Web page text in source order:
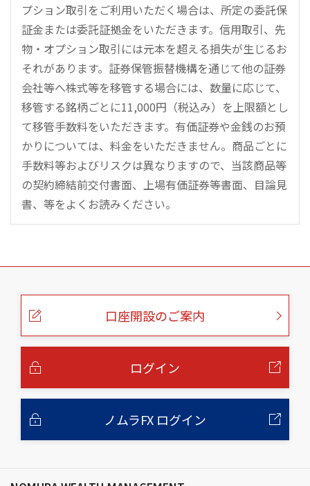
プション取引をご利用いただく場合は、所定の委託保
証金または委託証拠金をいただきます。信用取引、先
物・オプション取引には元本を超える損失が生じるお
それがあります。証券保管振替機構を通じて他の証券
会社等へ株式等を移管する場合には、数量に応じて、
移管する銘柄ごとに11,000円（税込み）を上限額とし
て移管手数料をいただきます。有価証券や金銭のお預
かりについては、料金をいただきません。商品ごとに
手数料等およびリスクは異なりますので、当該商品等
の契約締結前交付書面、上場有価証券等書面、目論見
書、等をよくお読みください。
こ
口座開設のご案内
ログイン
ノムラFX ログイン